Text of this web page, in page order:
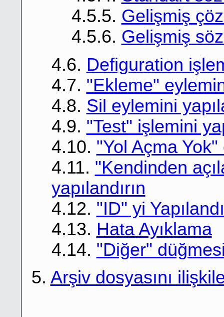
4.5.5. Gelişmiş
4.5.6. Gelişmiş
4.6. Defiguration
4.7. "Ekleme"
4.8. Sil eylemini
4.9. "Test" işlemini
4.10. "Yol Açma Yok"
4.11. "Kendinden
yapılandırın
4.12. "ID" yi
4.13. Hata Ayıklama
4.14. "Diğer"
5. Arşiv dosyasını